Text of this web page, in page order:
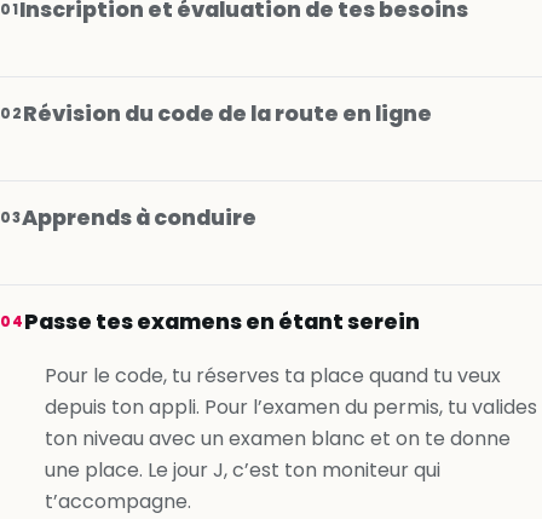
01Inscription et évaluation de tes besoins
02Révision du code de la route en ligne
03Apprends à conduire
Je m’inscris gratuitement
04Passe tes examens en étant serein
Pour le code, tu réserves ta place quand tu veux
depuis ton appli. Pour l’examen du permis, tu valides
ton niveau avec un examen blanc et on te donne
une place. Le jour J, c’est ton moniteur qui
t’accompagne.